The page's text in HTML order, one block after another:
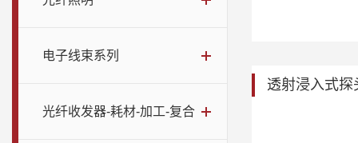
电子线束系列
光纤收发器-耗材-加工-复合
透射浸入式探